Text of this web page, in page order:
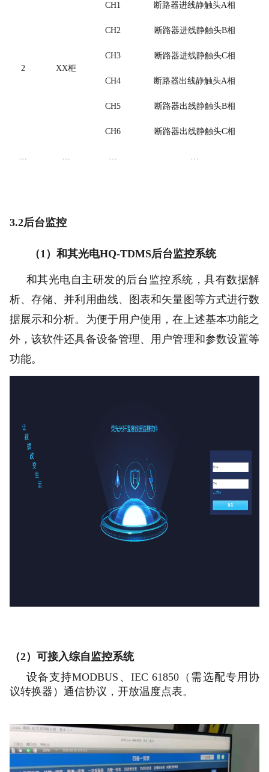
2 XX柜
CH1 断路器进线静触头A相
CH2 断路器进线静触头B相
CH3 断路器进线静触头C相
CH4 断路器出线静触头A相
CH5 断路器出线静触头B相
CH6 断路器出线静触头C相
… … … …
3.2后台监控
（1）和其光电HQ-TDMS后台监控系统
和其光电自主研发的后台监控系统，具有数据解
析、存储、 并利用曲线、图表和矢量图等方式进行数
据展示和分析。为便于用户使用，在上述基本功能之
外，该软件还具备设备管理、用户管理和参数设置等
功能。
（2）可接入综自监控系统
设备支持MODBUS、IEC 61850（需选配专用协
议转换器）通信协议，开放温度点表。